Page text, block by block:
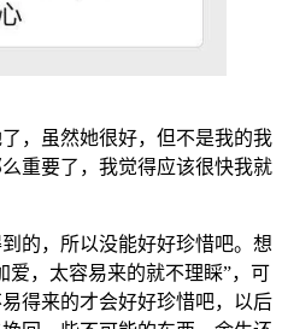
，虽然她很好，但不是我的我
重要了，我觉得应该很快我就
的，所以没能好好珍惜吧。想
爱，太容易来的就不理睬”，可
得来的才会好好珍惜吧，以后